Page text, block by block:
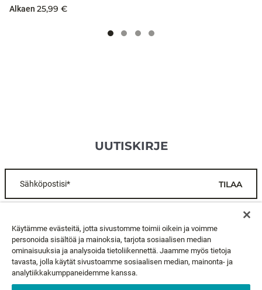
Alkaen 25,99 €
UUTISKIRJE
Sähköpostisi* TILAA
ASIAKASPALVELU
TIETOA MEISTÄ
LAKIASIAT
Käytämme evästeitä, jotta sivustomme toimii oikein ja voimme
personoida sisältöä ja mainoksia, tarjota sosiaalisen median
ominaisuuksia ja analysoida tietoliikennettä. Jaamme myös tietoja
tavasta, jolla käytät sivustoamme sosiaalisen median, mainonta- ja
analytiikkakumppaneidemme kanssa.